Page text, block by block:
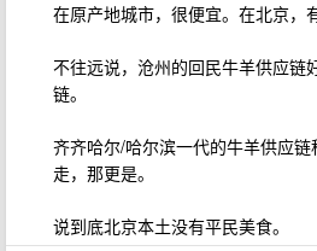
在原产地城市，很便宜。在北京，
不往远说，沧州的回民牛羊供应链
链。
齐齐哈尔/哈尔滨一代的牛羊供应
走，那更是。
说到底北京本土没有平民美食。